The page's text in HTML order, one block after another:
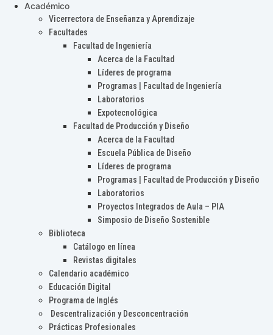
Académico
Vicerrectora de Enseñanza y Aprendizaje
Facultades
Facultad de Ingeniería
Acerca de la Facultad
Líderes de programa
Programas | Facultad de Ingeniería
Laboratorios
Expotecnológica
Facultad de Producción y Diseño
Acerca de la Facultad
Escuela Pública de Diseño
Líderes de programa
Programas | Facultad de Producción y Diseño
Laboratorios
Proyectos Integrados de Aula – PIA
Simposio de Diseño Sostenible
Biblioteca
Catálogo en línea
Revistas digitales
Calendario académico
Educación Digital
Programa de Inglés
Descentralización y Desconcentración
Prácticas Profesionales